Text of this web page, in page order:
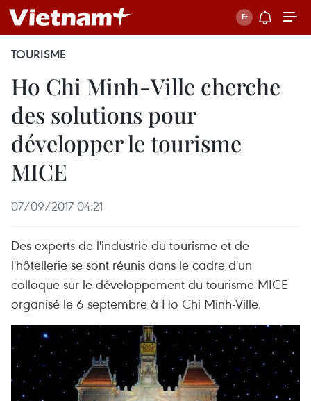
TOURISME
Ho Chi Minh-Ville cherche
des solutions pour
développer le tourisme
MICE
07/09/2017 04:21
Des experts de l'industrie du tourisme et de
l'hôtellerie se sont réunis dans le cadre d'un
colloque sur le développement du tourisme MICE
organisé le 6 septembre à Ho Chi Minh-Ville.